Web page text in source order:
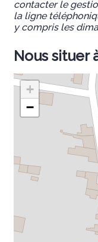
contacter le
la ligne
y compris les
Nous situer
+
−